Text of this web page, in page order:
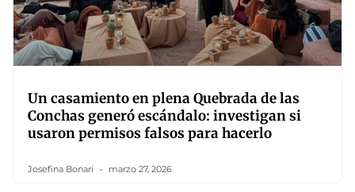
Un casamiento en plena Quebrada de las
Conchas generó escándalo: investigan si
usaron permisos falsos para hacerlo
Josefina Bonari marzo 27, 2026